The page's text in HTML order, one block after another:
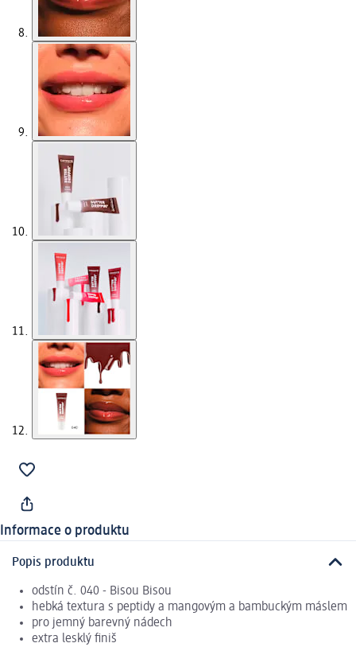
Informace o produktu
Popis produktu
odstín č. 040 - Bisou Bisou
hebká textura s peptidy a mangovým a bambuckým máslem
pro jemný barevný nádech
extra lesklý finiš